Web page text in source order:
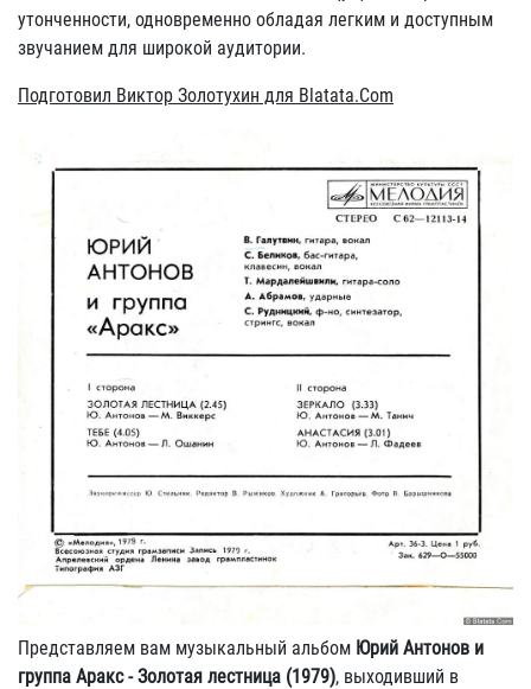
утонченности, одновременно обладая легким и доступным
звучанием для широкой аудитории.
Подготовил Виктор Золотухин для Blatata.Com
Представляем вам музыкальный альбом Юрий Антонов и
группа Аракс - Золотая лестница (1979), выходивший в